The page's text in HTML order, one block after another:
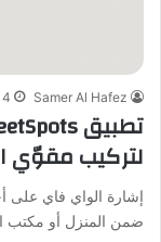
Samer Al Hafez
14
لتركيب مقوّي
إشارة الواي فاي على
ضمن المنزل أو مكتب